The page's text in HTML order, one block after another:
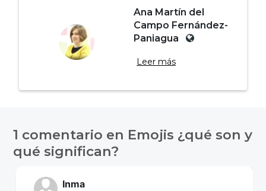
Ana Martín del
Campo Fernández-
Paniagua
Leer más
entradas
1 comentario en Emojis ¿qué son y
qué significan?
Inma